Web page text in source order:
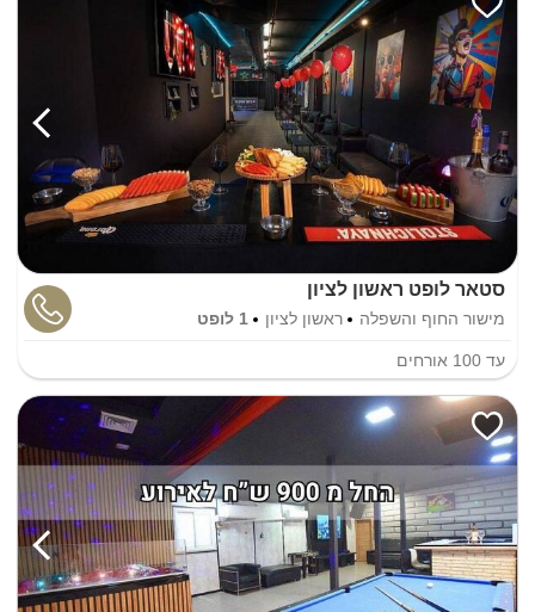
סטאר לופט ראשון לציון
מישור החוף והשפלה ראשון לציון 1 לופט
עד 100 אורחים